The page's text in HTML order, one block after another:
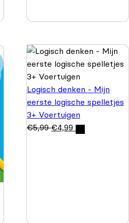
Logisch denken - Mijn
eerste logische spelletjes
3+ Voertuigen
€5,99 €4,99